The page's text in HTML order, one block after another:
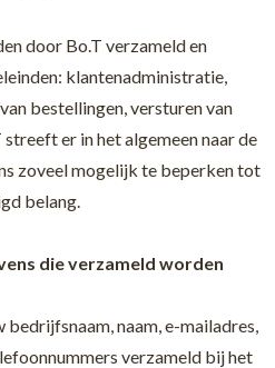
door Bo.T verzameld en
klantenadministratie,
bestellingen, versturen van
er in het algemeen naar de
zoveel mogelijk te beperken tot
belang.
die verzameld worden
naam, e-mailadres,
verzameld bij het